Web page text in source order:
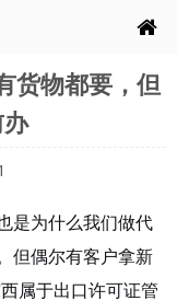
货物都要，但
是为什么我们做代
但偶尔有客户拿新
属于出口许可证管